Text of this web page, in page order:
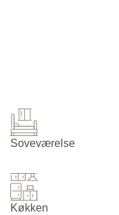
Soveværelse
Køkken